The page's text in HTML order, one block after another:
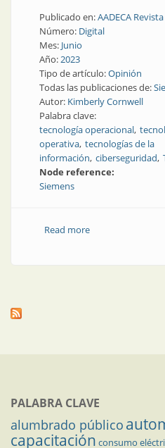
Publicado en:AADECA Revista
Número: Digital
Mes: Junio
Año:2023
Tipo de artículo:Opinión
Todas las publicaciones de:
Autor: Kimberly Cornwell
Palabra clave:
tecnología operacional
operativa tecnologías de la
información ciberseguridad
Node reference:
Siemens
Read moreabout La
PALABRA CLAVE
alumbrado público
capacitación consumo